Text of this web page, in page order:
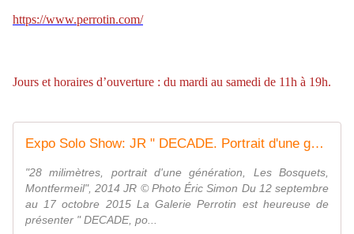
https://www.perrotin.com/
Jours et horaires d’ouverture : du mardi au samedi de 11h à 19h.
Expo Solo Show: JR " DECADE. Portrait d'une génération " - ACTUART by Eric SIMON
"28 milimètres, portrait d'une génération, Les Bosquets,
Montfermeil", 2014 JR © Photo Éric Simon Du 12 septembre
au 17 octobre 2015 La Galerie Perrotin est heureuse de
présenter " DECADE, po...